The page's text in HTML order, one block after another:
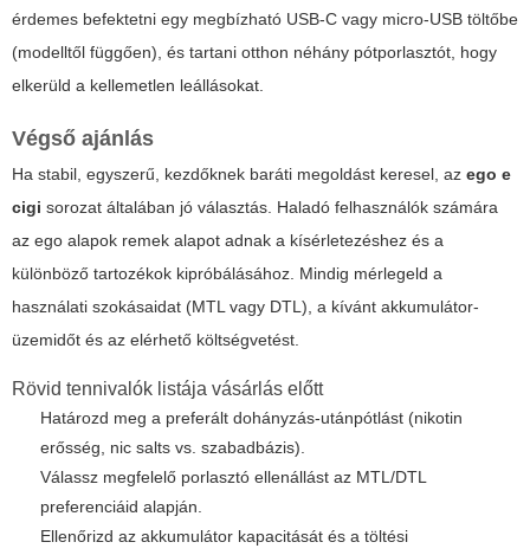
érdemes befektetni egy megbízható USB-C vagy micro-USB töltőbe
(modelltől függően), és tartani otthon néhány pótporlasztót, hogy
elkerüld a kellemetlen leállásokat.
Végső ajánlás
Ha stabil, egyszerű, kezdőknek baráti megoldást keresel, az ego e
cigi sorozat általában jó választás. Haladó felhasználók számára
az ego alapok remek alapot adnak a kísérletezéshez és a
különböző tartozékok kipróbálásához. Mindig mérlegeld a
használati szokásaidat (MTL vagy DTL), a kívánt akkumulátor-
üzemidőt és az elérhető költségvetést.
Rövid tennivalók listája vásárlás előtt
Határozd meg a preferált dohányzás-utánpótlást (nikotin
erősség, nic salts vs. szabadbázis).
Válassz megfelelő porlasztó ellenállást az MTL/DTL
preferenciáid alapján.
Ellenőrizd az akkumulátor kapacitását és a töltési